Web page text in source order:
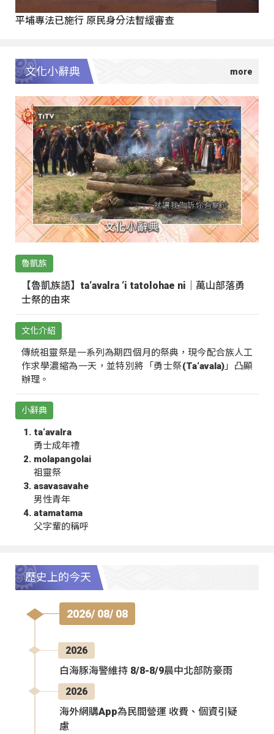
平埔專法已施行 原民身分法暫緩審查
文化小辭典
魯凱族
【魯凱族語】ta‘avalra ‘i tatolohae ni｜萬山部落勇
士祭的由來
文化介紹
傳統祖靈祭是一系列為期四個月的祭典，現今配合族人工
作求學濃縮為一天，並特別將「勇士祭(Ta‘avala)」凸顯
辦理。
小辭典
ta‘avalra
勇士成年禮
molapangolai
祖靈祭
asavasavahe
男性青年
atamatama
父字輩的稱呼
歷史上的今天
2026/ 08/ 08
2026
白海豚海警維持 8/8-8/9晨中北部防豪雨
2026
海外網購App為民間營運 收費、個資引疑
慮